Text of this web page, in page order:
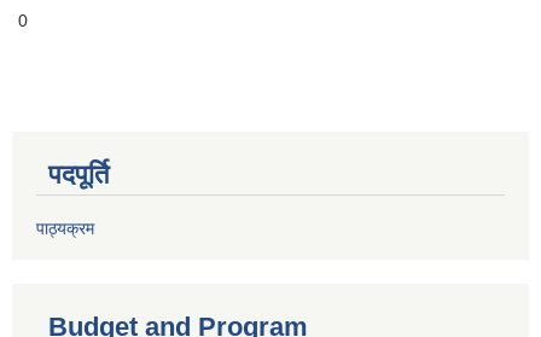
0
पदपूर्ति
पाठ्यक्रम
Budget and Program